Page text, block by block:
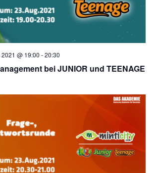
@ 19:00 -20:30
bei JUNIOR und TEENAGE